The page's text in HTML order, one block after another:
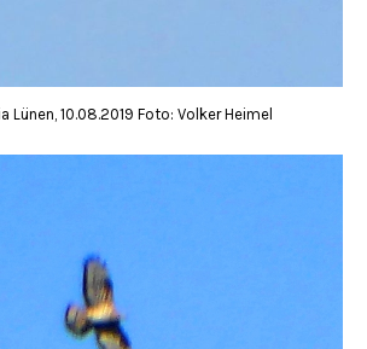
Lünen, 10.08.2019 Foto: Volker Heimel